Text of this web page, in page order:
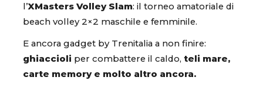
l’XMasters Volley Slam: il torneo amatoriale di
beach volley 2×2 maschile e femminile.
E ancora gadget by Trenitalia a non finire:
ghiaccioli per combattere il caldo, teli mare,
carte memory e molto altro ancora.